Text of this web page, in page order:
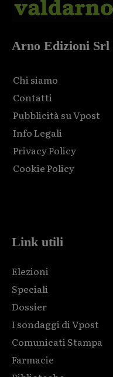
Arno Edizioni Srl
Chi siamo
Contatti
Pubblicità su Vpost
Info Legali
Privacy Policy
Cookie Policy
Link utili
Elezioni
Speciali
Dossier
I sondaggi di Vpost
Comunicati Stampa
Farmacie